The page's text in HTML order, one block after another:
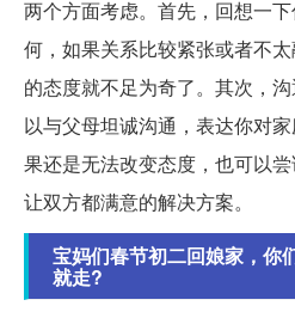
两个方面考虑。首先，回想一
何，如果关系比较紧张或者不
的态度就不足为奇了。其次，
以与父母坦诚沟通，表达你对
果还是无法改变态度，也可以
让双方都满意的解决方案。
宝妈们春节初二回娘家，你
就走?